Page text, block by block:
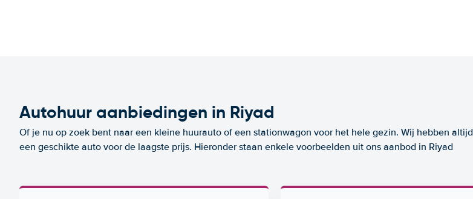
Autohuur aanbiedingen in Riyad
Of je nu op zoek bent naar een kleine huurauto of een stationwagon voor het hele gezin. Wij hebben altijd
een geschikte auto voor de laagste prijs. Hieronder staan enkele voorbeelden uit ons aanbod in Riyad